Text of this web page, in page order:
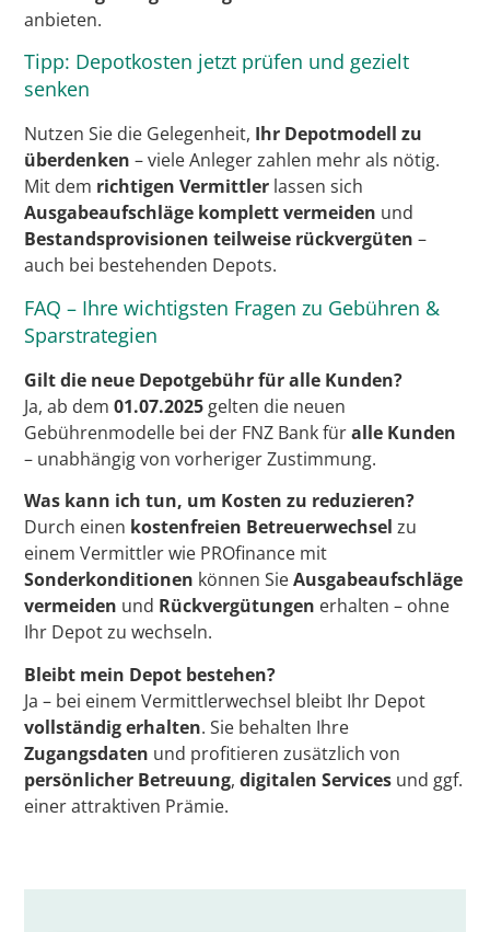
anbieten.
Tipp: Depotkosten jetzt prüfen und gezielt
senken
Nutzen Sie die Gelegenheit, Ihr Depotmodell zu
überdenken – viele Anleger zahlen mehr als nötig.
Mit dem richtigen Vermittler lassen sich
Ausgabeaufschläge komplett vermeiden und
Bestandsprovisionen teilweise rückvergüten –
auch bei bestehenden Depots.
FAQ – Ihre wichtigsten Fragen zu Gebühren &
Sparstrategien
Gilt die neue Depotgebühr für alle Kunden?
Ja, ab dem01.07.2025 gelten die neuen
Gebührenmodelle bei der FNZ Bank füralle Kunden
– unabhängig von vorheriger Zustimmung.
Was kann ich tun, um Kosten zu reduzieren?
Durch einen kostenfreien Betreuerwechsel zu
einem Vermittler wie PROfinance mit
Sonderkonditionen können SieAusgabeaufschläge
vermeiden und Rückvergütungen erhalten – ohne
Ihr Depot zu wechseln.
Bleibt mein Depot bestehen?
Ja – bei einem Vermittlerwechsel bleibt Ihr Depot
vollständig erhalten. Sie behalten Ihre
Zugangsdaten und profitieren zusätzlich von
persönlicher Betreuung,digitalen Services und ggf.
einerattraktiven Prämie.